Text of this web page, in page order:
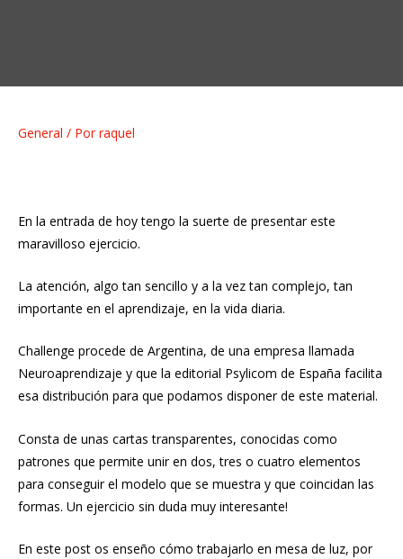
General / Porraquel
En la entrada de hoy tengo la suerte de presentar este
maravilloso ejercicio.
La atención, algo tan sencillo y a la vez tan complejo, tan
importante en el aprendizaje, en la vida diaria.
Challenge procede de Argentina, de una empresa llamada
Neuroaprendizaje y que la editorial Psylicom de España facilita
esa distribución para que podamos disponer de este material.
Consta de unas cartas transparentes, conocidas como
patrones que permite unir en dos, tres o cuatro elementos
para conseguir el modelo que se muestra y que coincidan las
formas. Un ejercicio sin duda muy interesante!
En este post os enseño cómo trabajarlo en mesa de luz, por